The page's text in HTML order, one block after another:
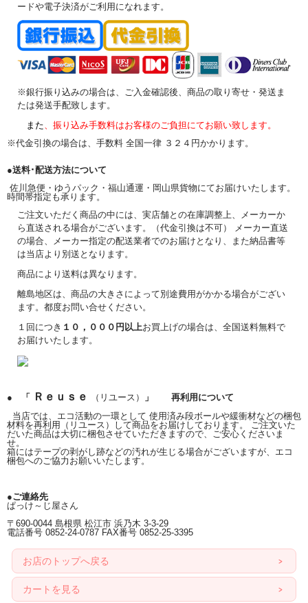
ードや電子決済がご利用になれます。
※銀行振り込みの場合は、ご入金確認後、商品の取り寄せ・発送ま
たは発送手配致します。
また、振り込み手数料はお客様のご負担にてお願い致します。
※代金引換の場合は、手数料 全国一律 ３２４円かかります。
●送料･配送方法について
佐川急便・ゆうパック・福山通運・岡山県貨物にてお届けいたします。
時間帯指定も承ります。
ご注文いただく商品の中には、実店舗との在庫調整上、メーカーか
ら直送される場合がございます。（代金引換は不可） メーカー直送
の場合、メーカー指定の配送業者でのお届けとなり、また納品書等
は当店より別送となります。
商品により送料は異なります。
離島地区は、商品の大きさによって別途費用がかかる場合がござい
ます。都度お問い合せください。
１回につき １０，０００円以上お買上げの場合は、全国送料無料で
お届けいたします。
● 「 Ｒｅｕｓｅ （リユース）
」 再利用について
当店では、エコ活動の一環として 使用済み段ボールや緩衝材などの梱包
材料を再利用（リユース）して商品をお届けしております。 ご注文いた
だいた商品は大切に梱包させていただきますので、ご安心くださいま
せ。
箱にはテープの剥がし跡などの汚れが生じる場合がございますが、エコ
梱包へのご協力お願いいたします。
●ご連絡先
ぱっけ～じ屋さん
〒690-0044 島根県 松江市 浜乃木 3-3-29
電話番号 0852-24-0787 FAX番号 0852-25-3395
お店のトップへ戻る
カートを見る